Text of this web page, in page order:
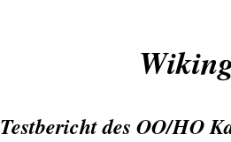
Testbericht des OO/HO